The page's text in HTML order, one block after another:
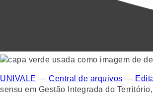
UNIVALE — Central de arquivos —
sensu em Gestão Integrada do